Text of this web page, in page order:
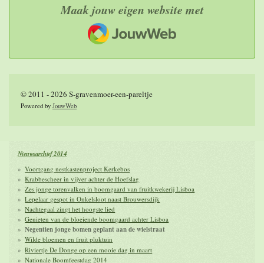
Maak jouw eigen website met
JouwWeb
© 2011 - 2026 S-gravenmoer-een-pareltje
Powered by JouwWeb
Nieuwsarchief 2014
Voortgang nestkastenproject Kerkebos
Krabbescheer in vijver achter de Hoefslag
Zes jonge torenvalken in boomgaard van fruitkwekerij Lisboa
Lepelaar gespot in Onkelsloot naast Brouwersdijk
Nachtegaal zingt het hoogste lied
Genieten van de bloeiende boomgaard achter Lisboa
Negentien jonge bomen geplant aan de wielstraat
Wilde bloemen en fruit pluktuin
Riviertje De Donge op een mooie dag in maart
Nationale Boomfeestdag 2014